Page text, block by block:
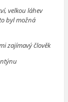
velkou láhev
byl možná
zajímavý člověk